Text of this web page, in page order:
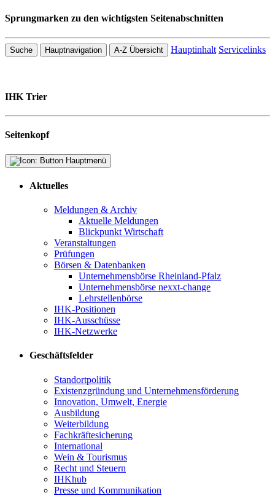
Sprungmarken zu den wichtigsten Seitenabschnitten
Suche Hauptnavigation A-Z Übersicht Hauptinhalt Servicelinks
IHK Trier
Seitenkopf
Aktuelles
Meldungen & Archiv
Aktuelle Meldungen
Blickpunkt Wirtschaft
Veranstaltungen
Prüfungen
Börsen & Datenbanken
Unternehmensbörse Rheinland-Pfalz
Unternehmensbörse nexxt-change
Lehrstellenbörse
IHK-Positionen
IHK-Ausschüsse
IHK-Netzwerke
Geschäftsfelder
Standortpolitik
Existenzgründung und Unternehmensförderung
Innovation, Umwelt, Energie
Ausbildung
Weiterbildung
Fachkräftesicherung
International
Wein & Tourismus
Recht und Steuern
IHKhub
Presse und Kommunikation